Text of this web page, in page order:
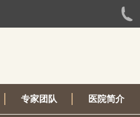
专家团队 医院简介